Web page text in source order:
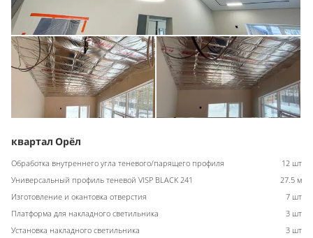
квартал Орёл
Обработка внутреннего угла теневого/парящего профиля
12 шт
Универсальный профиль теневой VISP BLACK 241
27.5 м
Изготовление и окантовка отверстия
7 шт
Платформа для накладного светильника
3 шт
Установка накладного светильника
3 шт